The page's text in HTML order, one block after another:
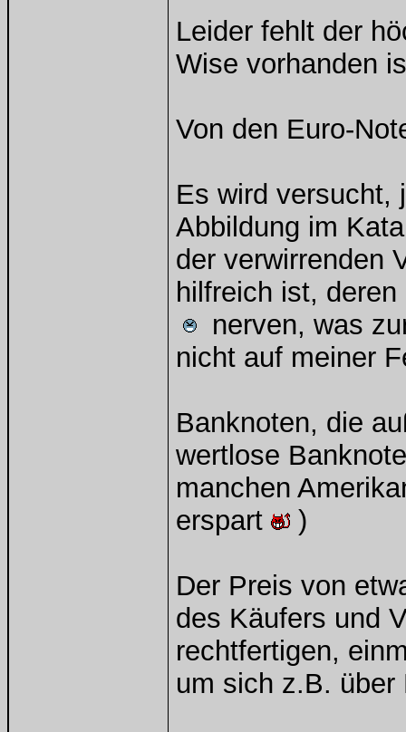
Leider fehlt der
Wise vorhanden
Von den Euro-
Es wird versucht,
Abbildung im
der verwirrenden
hilfreich ist,
nerven, was
nicht auf meiner
Banknoten, die
wertlose
manchen
erspart
)
Der Preis von
des Käufers und
rechtfertigen,
um sich z.B. über